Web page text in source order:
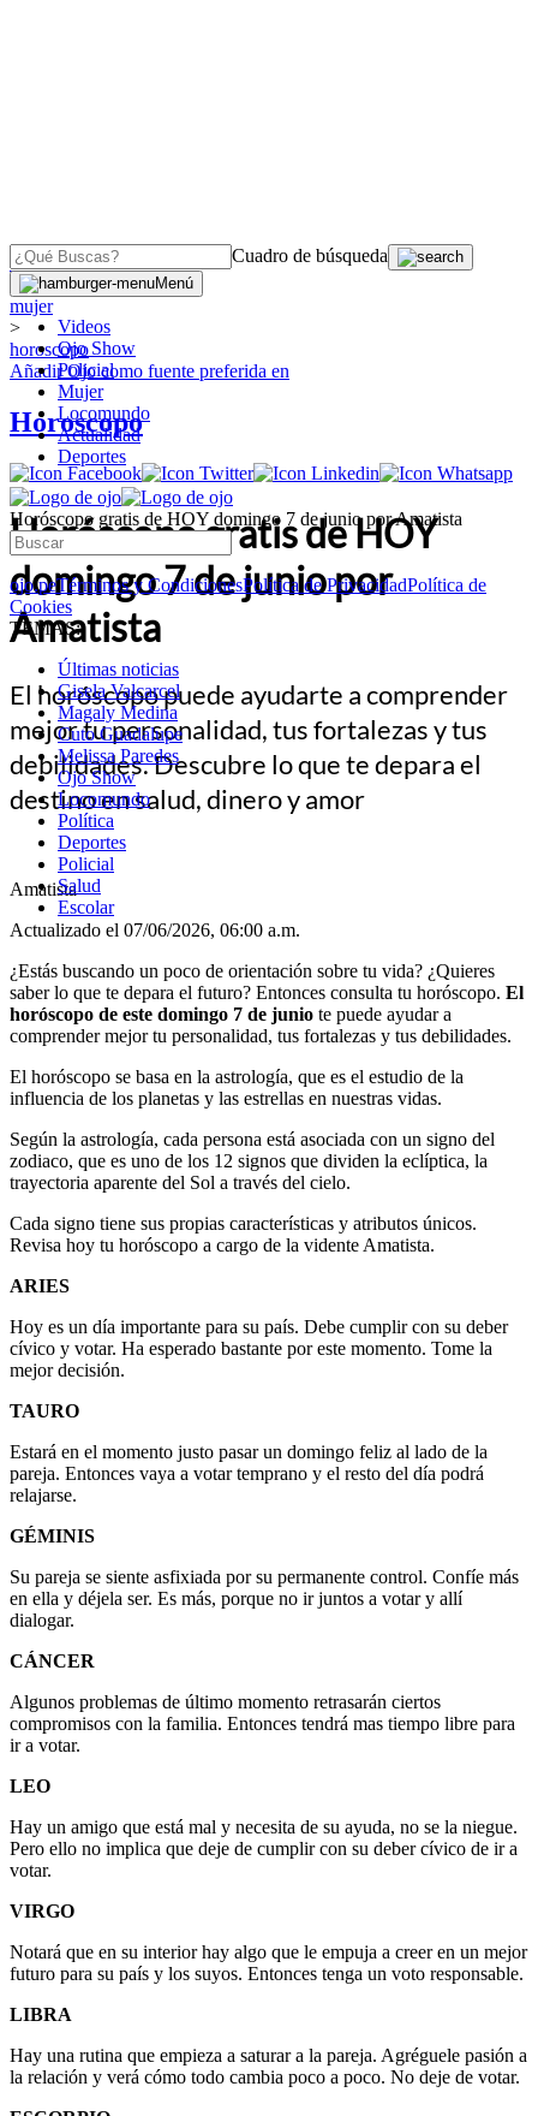
Cuadro de búsqueda
Menú
Videos
Ojo Show
Policial
Mujer
Locomundo
Actualidad
Deportes
Horóscopo gratis de HOY domingo 7 de junio por Amatista
ojo.peTérminos y CondicionesPolítica de PrivacidadPolítica de
Cookies
TEMAS:
Últimas noticias
Gisela Valcarcel
Magaly Medina
Cuto Guadalupe
Melissa Paredes
Ojo Show
Locomundo
Política
Deportes
Policial
Salud
Escolar
OJO
mujer
>
horoscopo
AñadirOjocomo fuente preferida en
Horoscopo
Horóscopo gratis de HOY
domingo 7 de junio por
Amatista
El horóscopo puede ayudarte a comprender
mejor tu personalidad, tus fortalezas y tus
debilidades. Descubre lo que te depara el
destino en salud, dinero y amor
Amatista
Actualizado el 07/06/2026, 06:00 a.m.
¿Estás buscando un poco de orientación sobre tu vida? ¿Quieres
saber lo que te depara el futuro? Entonces consulta tu horóscopo. El
horóscopo de este domingo 7 de junio te puede ayudar a
comprender mejor tu personalidad, tus fortalezas y tus debilidades.
El horóscopo se basa en la astrología, que es el estudio de la
influencia de los planetas y las estrellas en nuestras vidas.
Según la astrología, cada persona está asociada con un signo del
zodiaco, que es uno de los 12 signos que dividen la eclíptica, la
trayectoria aparente del Sol a través del cielo.
Cada signo tiene sus propias características y atributos únicos.
Revisa hoy tu horóscopo a cargo de la vidente Amatista.
ARIES
Hoy es un día importante para su país. Debe cumplir con su deber
cívico y votar. Ha esperado bastante por este momento. Tome la
mejor decisión.
TAURO
Estará en el momento justo pasar un domingo feliz al lado de la
pareja. Entonces vaya a votar temprano y el resto del día podrá
relajarse.
GÉMINIS
Su pareja se siente asfixiada por su permanente control. Confíe más
en ella y déjela ser. Es más, porque no ir juntos a votar y allí
dialogar.
CÁNCER
Algunos problemas de último momento retrasarán ciertos
compromisos con la familia. Entonces tendrá mas tiempo libre para
ir a votar.
LEO
Hay un amigo que está mal y necesita de su ayuda, no se la niegue.
Pero ello no implica que deje de cumplir con su deber cívico de ir a
votar.
VIRGO
Notará que en su interior hay algo que le empuja a creer en un mejor
futuro para su país y los suyos. Entonces tenga un voto responsable.
LIBRA
Hay una rutina que empieza a saturar a la pareja. Agréguele pasión a
la relación y verá cómo todo cambia poco a poco. No deje de votar.